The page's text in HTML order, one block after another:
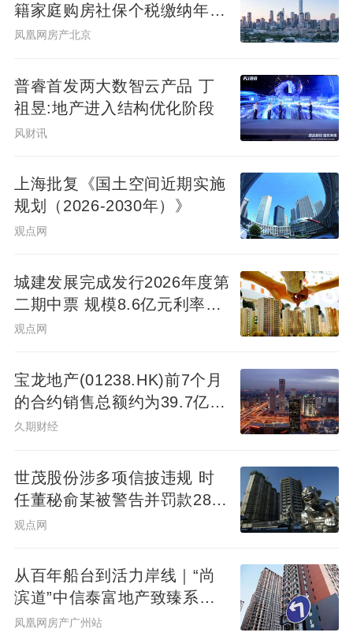
籍家庭购房社保个税缴纳年限
下调为一年
凤凰网房产北京
普睿首发两大数智云产品 丁
祖昱:地产进入结构优化阶段
风财讯
上海批复《国土空间近期实施
规划（2026-2030年）》
观点网
城建发展完成发行2026年度第
二期中票 规模8.6亿元利率
2.14%
观点网
宝龙地产(01238.HK)前7个月
的合约销售总额约为39.7亿元
同比减少7.78%
久期财经
世茂股份涉多项信披违规 时
任董秘俞某被警告并罚款280
万元
观点网
从百年船台到活力岸线｜“尚
滨道”中信泰富地产致臻系首
秀广州&广州滨江天地商业愿
凤凰网房产广州站